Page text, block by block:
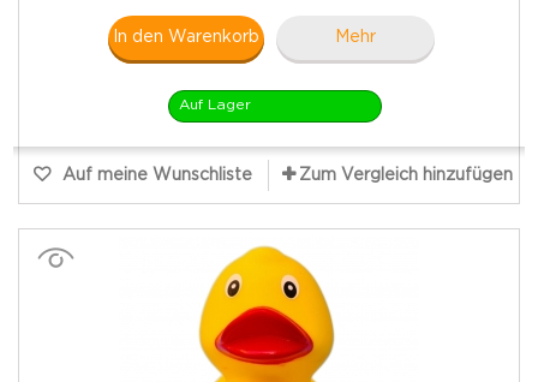
In den Warenkorb Mehr
Auf Lager
Auf meine Wunschliste Zum Vergleich hinzufügen